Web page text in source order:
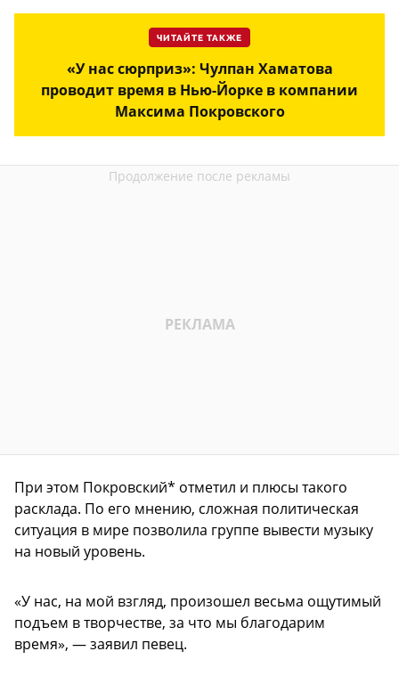
ЧИТАЙТЕ ТАКЖЕ
«У нас сюрприз»: Чулпан Хаматова
проводит время в Нью-Йорке в компании
Максима Покровского
При этом Покровский* отметил и плюсы такого
расклада. По его мнению, сложная политическая
ситуация в мире позволила группе вывести музыку
на новый уровень.
«У нас, на мой взгляд, произошел весьма ощутимый
подъем в творчестве, за что мы благодарим
время», — заявил певец.